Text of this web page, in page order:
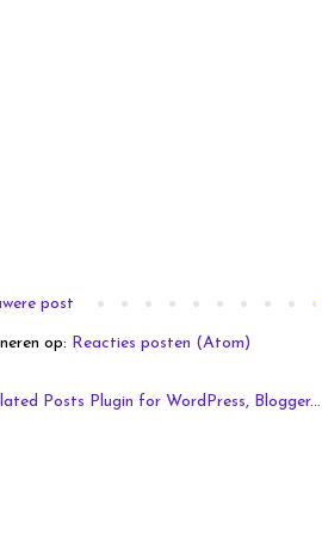
post
op: Reacties posten (Atom)